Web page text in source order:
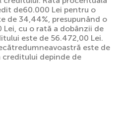
de60.000 Lei pentru o
de 34,44%, presupunând o
Lei, cu o rată a dobânzii de
este de 56.472,00 Lei.
este de
creditului depinde de